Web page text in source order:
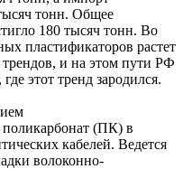
тонн. Общее
180 тысяч тонн. Во
пластификаторов растет
и на этом пути РФ
этот тренд зародился.
поликарбонат (ПК) в
кабелей. Ведется
волоконно-